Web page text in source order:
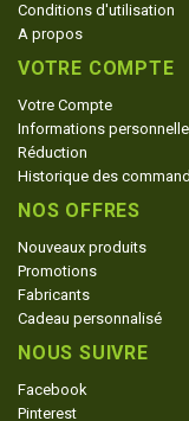
Conditions d'utilisation
A propos
VOTRE COMPTE
Votre Compte
Informations
Réduction
Historique des
NOS OFFRES
Nouveaux produits
Promotions
Fabricants
Cadeau personnalisé
NOUS SUIVRE
Facebook
Pinterest